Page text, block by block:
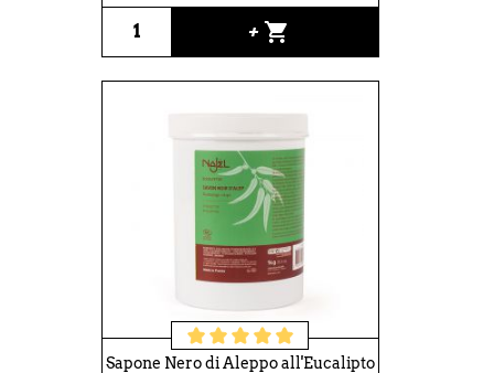
+ shopping_cart
Sapone Nero di Aleppo all'Eucalipto